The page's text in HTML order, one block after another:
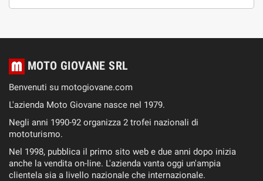
MOTO GIOVANE SRL
Benvenuti su motogiovane.com
L'azienda Moto Giovane nasce nel 1979.
Negli anni 1990-92 organizza 2 trofei nazionali di
mototurismo.
Nel 1998, pubblica il primo sito web e due anni dopo inizia
anche la vendita on-line. L'azienda vanta oggi un'ampia
clientela sia a livello nazionale che internazionale.